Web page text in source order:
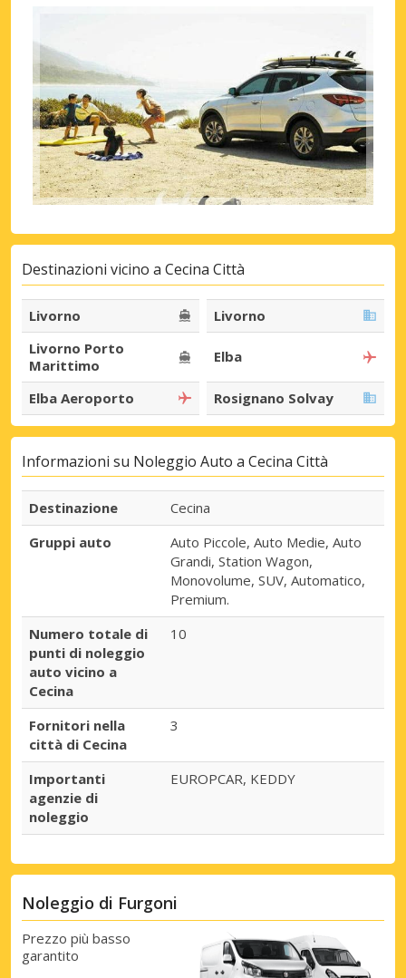
Destinazioni vicino a Cecina Città
Livorno
Livorno
Livorno Porto
Marittimo
Elba
Elba Aeroporto Rosignano Solvay
Informazioni su Noleggio Auto a Cecina Città
Destinazione
Cecina
Gruppi auto
Auto Piccole, Auto Medie, Auto
Grandi, Station Wagon,
Monovolume, SUV, Automatico,
Premium.
Numero totale di
punti di noleggio
auto vicino a
Cecina
10
Fornitori nella
città di Cecina
3
Importanti
agenzie di
noleggio
EUROPCAR, KEDDY
Noleggio di Furgoni
Prezzo più basso
garantito